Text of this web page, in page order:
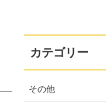
カテゴリー
その他